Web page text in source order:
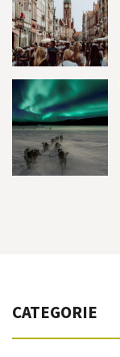
CATEGORIE